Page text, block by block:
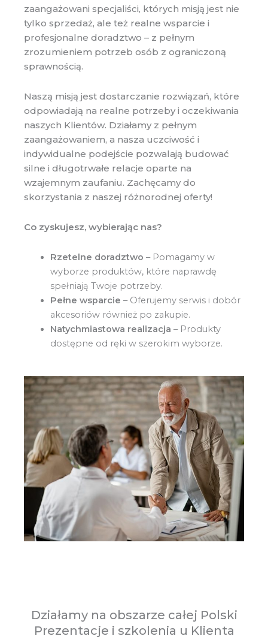
zaangażowani specjaliści, których misją jest nie
tylko sprzedaż, ale też realne wsparcie i
profesjonalne doradztwo – z pełnym
zrozumieniem potrzeb osób z ograniczoną
sprawnością.
Naszą misją jest dostarczanie rozwiązań, które
odpowiadają na realne potrzeby i oczekiwania
naszych Klientów. Działamy z pełnym
zaangażowaniem, a nasza uczciwość i
indywidualne podejście pozwalają budować
silne i długotrwałe relacje oparte na
wzajemnym zaufaniu. Zachęcamy do
skorzystania z naszej różnorodnej oferty!
Co zyskujesz, wybierając nas?
Rzetelne doradztwo – Pomagamy w
wyborze produktów, które naprawdę
spełniają Twoje potrzeby.
Pełne wsparcie – Oferujemy serwis i dobór
akcesoriów również po zakupie.
Natychmiastowa realizacja – Produkty
dostępne od ręki w szerokim wyborze.
Działamy na obszarze całej Polski
Prezentacje i szkolenia u Klienta